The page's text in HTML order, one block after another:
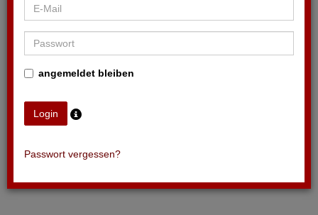
angemeldet bleiben
Passwort vergessen?